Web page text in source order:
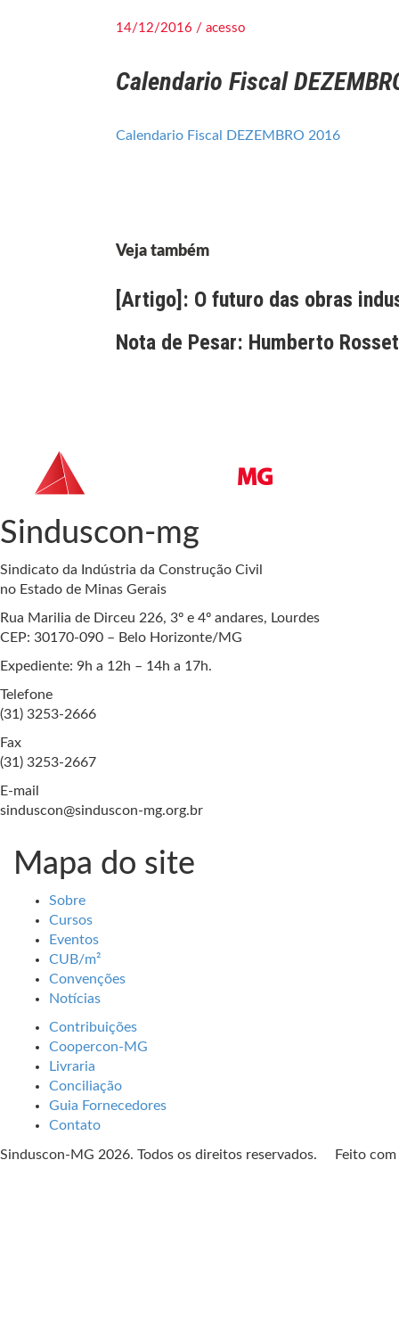
14/12/2016 / acesso
Calendario Fiscal
Calendario Fiscal DEZEMBRO 2016
Veja também
[Artigo]: O futuro das obras
Nota de Pesar: Humberto
Sinduscon-mg
Sindicato da Indústria da Construção Civil
no Estado de Minas Gerais
Rua Marilia de Dirceu 226, 3º e 4º andares, Lourdes
CEP: 30170-090 – Belo Horizonte/MG
Expediente: 9h a 12h – 14h a 17h.
Telefone
(31) 3253-2666
Fax
(31) 3253-2667
E-mail
sinduscon@sinduscon-mg.org.br
Mapa do site
Sobre
Cursos
Eventos
CUB/m²
Convenções
Notícias
Contribuições
Coopercon-MG
Livraria
Conciliação
Guia Fornecedores
Contato
Sinduscon-MG 2026. Todos os direitos reservados. Feito com